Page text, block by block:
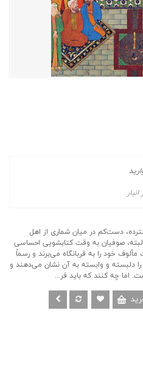
دست‌کم در میان شماری از اهل
صوفیان به وقت کتابشویی احساسی
خود را به قربانگاه می‌برند و رسماً
دلبسته و وابسته به آن نشان می‌دهند و
اما چه کنند که باید فر...